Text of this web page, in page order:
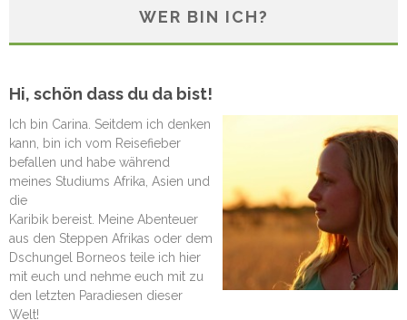
WER BIN ICH?
Hi, schön dass du da bist!
Ich bin Carina. Seitdem ich denken
kann, bin ich vom Reisefieber
befallen und habe während
meines Studiums Afrika, Asien und
die
Karibik bereist. Meine Abenteuer
aus den Steppen Afrikas oder dem
Dschungel Borneos teile ich hier
mit euch und nehme euch mit zu
den letzten Paradiesen dieser
Welt!